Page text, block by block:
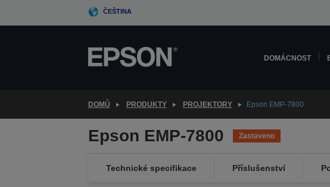
ČEŠTINA
DOMÁCNOST
DOMŮ PRODUKTY PROJEKTORY Epson EMP-7800
Epson EMP-7800 Zastaveno
Technické specifikace Příslušenství